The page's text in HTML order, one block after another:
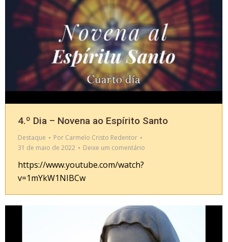
4.º Dia – Novena ao Espírito Santo
Destaque Por Carmelo Cristo Redentor
31 de maio de 2022
Deixe um comentário
https://www.youtube.com/watch?
v=1mYkW1NIBCw